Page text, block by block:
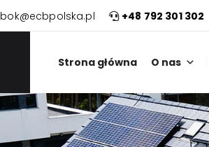
bok@ecbpolska.pl +48 792 301 302
Strona główna O nas